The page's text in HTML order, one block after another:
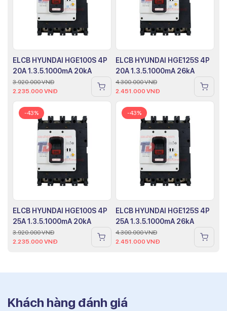
ELCB HYUNDAI HGE100S 4P
20A 1.3.5.1000mA 20kA
3.920.000VNĐ
2.235.000 VNĐ
ELCB HYUNDAI HGE125S 4P
20A 1.3.5.1000mA 26kA
4.300.000VNĐ
2.451.000 VNĐ
-43%
ELCB HYUNDAI HGE100S 4P
25A 1.3.5.1000mA 20kA
3.920.000VNĐ
2.235.000 VNĐ
-43%
ELCB HYUNDAI HGE125S 4P
25A 1.3.5.1000mA 26kA
4.300.000VNĐ
2.451.000 VNĐ
Khách hàng đánh giá